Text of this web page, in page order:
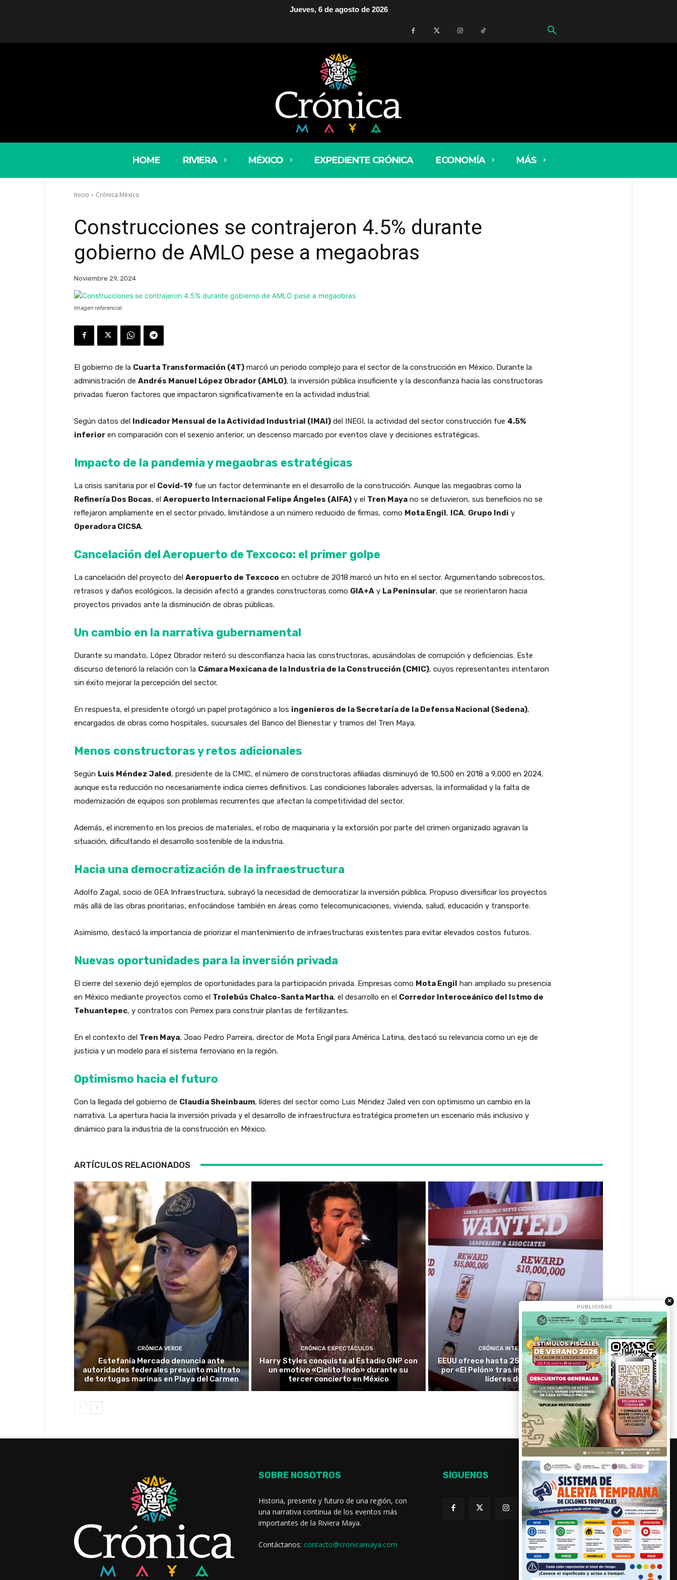
Jueves, 6 de agosto de 2026
HOME RIVIERA MÉXICO EXPEDIENTE CRÓNICA ECONOMÍA MÁS
Inicio Crónica México
Construcciones se contrajeron 4.5% durante
gobierno de AMLO pese a megaobras
Noviembre 29, 2024
Imagen referencial
El gobierno de la Cuarta Transformación (4T) marcó un periodo complejo para el sector de la construcción en México. Durante la
administración de Andrés Manuel López Obrador (AMLO), la inversión pública insuficiente y la desconfianza hacia las constructoras
privadas fueron factores que impactaron significativamente en la actividad industrial.
Según datos del Indicador Mensual de la Actividad Industrial (IMAI) del INEGI, la actividad del sector construcción fue 4.5%
inferior en comparación con el sexenio anterior, un descenso marcado por eventos clave y decisiones estratégicas.
Impacto de la pandemia y megaobras estratégicas
La crisis sanitaria por el Covid-19 fue un factor determinante en el desarrollo de la construcción. Aunque las megaobras como la
Refinería Dos Bocas, el Aeropuerto Internacional Felipe Ángeles (AIFA) y el Tren Maya no se detuvieron, sus beneficios no se
reflejaron ampliamente en el sector privado, limitándose a un número reducido de firmas, como Mota Engil, ICA, Grupo Indi y
Operadora CICSA.
Cancelación del Aeropuerto de Texcoco: el primer golpe
La cancelación del proyecto del Aeropuerto de Texcoco en octubre de 2018 marcó un hito en el sector. Argumentando sobrecostos,
retrasos y daños ecológicos, la decisión afectó a grandes constructoras como GIA+A y La Peninsular, que se reorientaron hacia
proyectos privados ante la disminución de obras públicas.
Un cambio en la narrativa gubernamental
Durante su mandato, López Obrador reiteró su desconfianza hacia las constructoras, acusándolas de corrupción y deficiencias. Este
discurso deterioró la relación con la Cámara Mexicana de la Industria de la Construcción (CMIC), cuyos representantes intentaron
sin éxito mejorar la percepción del sector.
En respuesta, el presidente otorgó un papel protagónico a los ingenieros de la Secretaría de la Defensa Nacional (Sedena),
encargados de obras como hospitales, sucursales del Banco del Bienestar y tramos del Tren Maya.
Menos constructoras y retos adicionales
Según Luis Méndez Jaled, presidente de la CMIC, el número de constructoras afiliadas disminuyó de 10,500 en 2018 a 9,000 en 2024,
aunque esta reducción no necesariamente indica cierres definitivos. Las condiciones laborales adversas, la informalidad y la falta de
modernización de equipos son problemas recurrentes que afectan la competitividad del sector.
Además, el incremento en los precios de materiales, el robo de maquinaria y la extorsión por parte del crimen organizado agravan la
situación, dificultando el desarrollo sostenible de la industria.
Hacia una democratización de la infraestructura
Adolfo Zagal, socio de GEA Infraestructura, subrayó la necesidad de democratizar la inversión pública. Propuso diversificar los proyectos
más allá de las obras prioritarias, enfocándose también en áreas como telecomunicaciones, vivienda, salud, educación y transporte.
Asimismo, destacó la importancia de priorizar el mantenimiento de infraestructuras existentes para evitar elevados costos futuros.
Nuevas oportunidades para la inversión privada
El cierre del sexenio dejó ejemplos de oportunidades para la participación privada. Empresas como Mota Engil han ampliado su presencia
en México mediante proyectos como el Trolebús Chalco-Santa Martha, el desarrollo en el Corredor Interoceánico del Istmo de
Tehuantepec, y contratos con Pemex para construir plantas de fertilizantes.
En el contexto del Tren Maya, Joao Pedro Parreira, director de Mota Engil para América Latina, destacó su relevancia como un eje de
justicia y un modelo para el sistema ferroviario en la región.
Optimismo hacia el futuro
Con la llegada del gobierno de Claudia Sheinbaum, líderes del sector como Luis Méndez Jaled ven con optimismo un cambio en la
narrativa. La apertura hacia la inversión privada y el desarrollo de infraestructura estratégica prometen un escenario más inclusivo y
dinámico para la industria de la construcción en México.
ARTÍCULOS RELACIONADOS
CRÓNICA VERDE
Estefanía Mercado denuncia ante
autoridades federales presunto maltrato
de tortugas marinas en Playa del Carmen
CRÓNICA ESPECTÁCULOS
Harry Styles conquista al Estadio GNP con
un emotivo «Cielito lindo» durante su
tercer concierto en México
CRÓNICA INTERNACIONAL
EEUU ofrece hasta 25 millones de dólares
por «El Pelón» tras imputar a presuntos
líderes del CJNG
SOBRE NOSOTROS
Historia, presente y futuro de una región, con
una narrativa continua de los eventos más
importantes de la Riviera Maya.
Contáctanos: contacto@cronicamaya.com
SÍGUENOS
×
PUBLICIDAD